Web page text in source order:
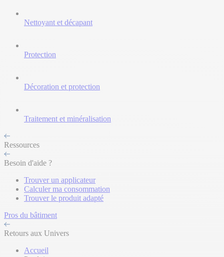
Nettoyant et décapant
Protection
Décoration et protection
Traitement et minéralisation
Ressources
Besoin d'aide ?
Trouver un applicateur
Calculer ma consommation
Trouver le produit adapté
Pros du bâtiment
Retours aux Univers
Accueil